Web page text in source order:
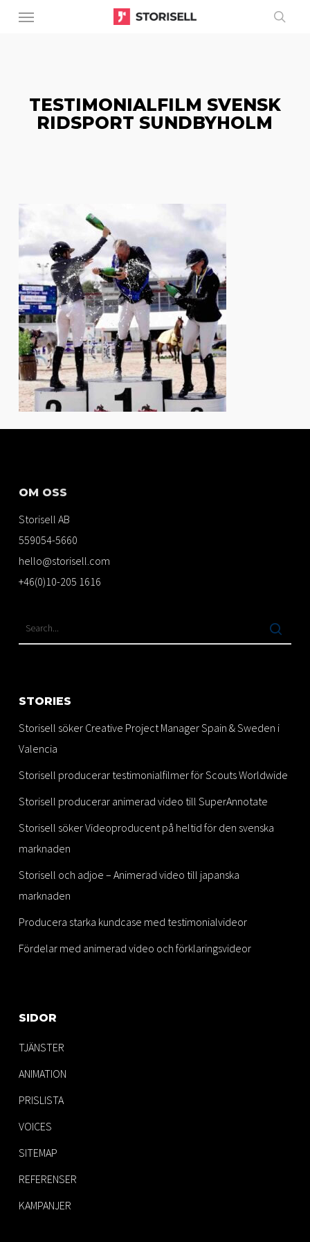
Menu
TESTIMONIALFILM SVENSK
RIDSPORT SUNDBYHOLM
OM OSS
Storisell AB
559054-5660
hello@storisell.com
+46(0)10-205 1616
STORIES
Storisell söker Creative Project Manager Spain & Sweden i
Valencia
Storisell producerar testimonialfilmer för Scouts Worldwide
Storisell producerar animerad video till SuperAnnotate
Storisell söker Videoproducent på heltid för den svenska
marknaden
Storisell och adjoe – Animerad video till japanska
marknaden
Producera starka kundcase med testimonialvideor
Fördelar med animerad video och förklaringsvideor
SIDOR
TJÄNSTER
ANIMATION
PRISLISTA
VOICES
SITEMAP
REFERENSER
KAMPANJER